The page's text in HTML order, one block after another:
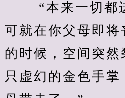
“本来一切都进
可就在你父母即将
的时候，空间突然
只虚幻的金色手掌